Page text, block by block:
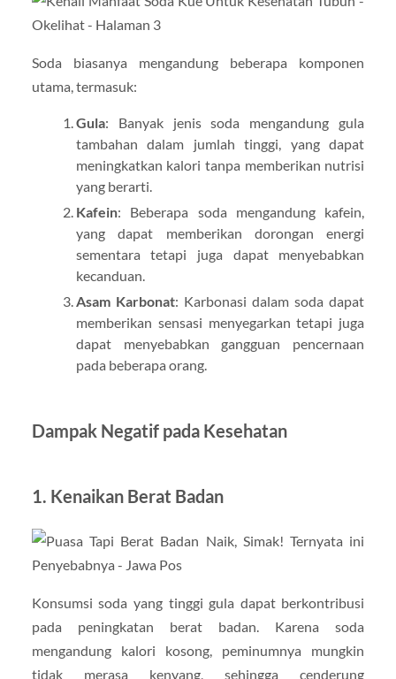
Soda biasanya mengandung beberapa komponen
utama, termasuk:
Gula: Banyak jenis soda mengandung gula
tambahan dalam jumlah tinggi, yang dapat
meningkatkan kalori tanpa memberikan nutrisi
yang berarti.
Kafein: Beberapa soda mengandung kafein,
yang dapat memberikan dorongan energi
sementara tetapi juga dapat menyebabkan
kecanduan.
Asam Karbonat: Karbonasi dalam soda dapat
memberikan sensasi menyegarkan tetapi juga
dapat menyebabkan gangguan pencernaan
pada beberapa orang.
Dampak Negatif pada Kesehatan
1. Kenaikan Berat Badan
Konsumsi soda yang tinggi gula dapat berkontribusi
pada peningkatan berat badan. Karena soda
mengandung kalori kosong, peminumnya mungkin
tidak merasa kenyang, sehingga cenderung